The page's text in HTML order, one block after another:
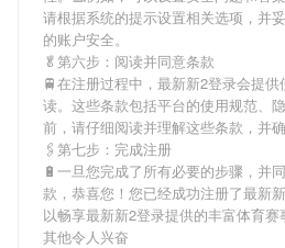
请根据系统的提示设置相关选项，并
的账户安全。
🥬第六步：阅读并同意条款
🚆在注册过程中， 最新新2登录会提供
读。这些条款包括平台的使用规范、
前，请仔细阅读并理解这些条款，并
🖇第七步：完成注册
🔋一旦您完成了所有必要的步骤，并
款，恭喜您！您已经成功注册了最新
以畅享最新新2登录提供的丰富体育赛
其他令人兴奋